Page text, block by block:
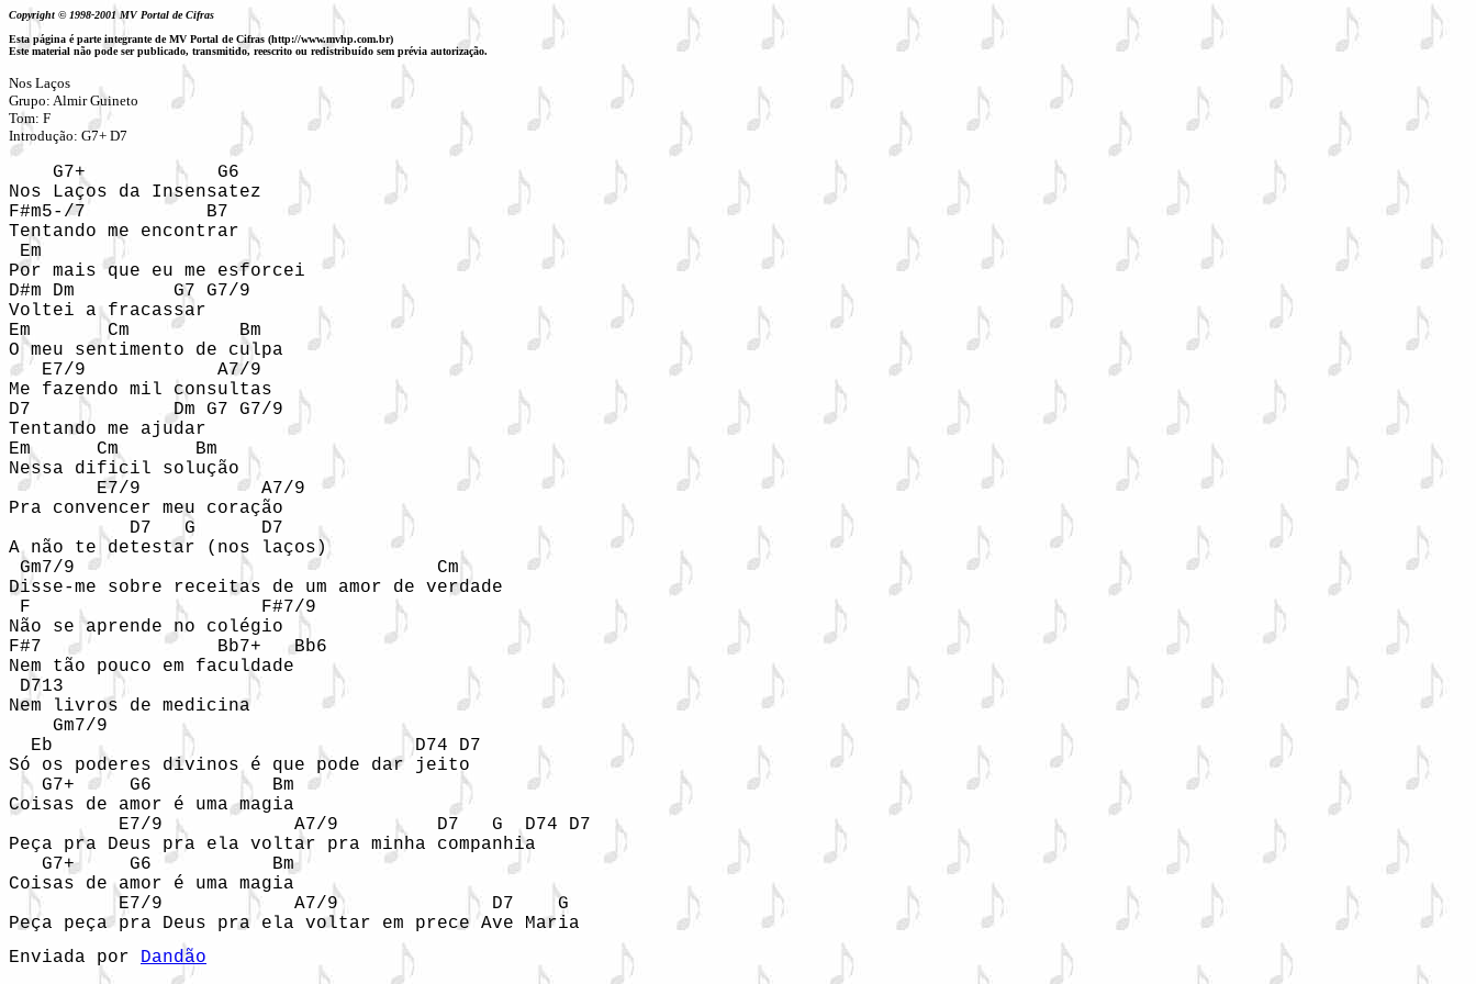
Copyright © 1998-2001 MV Portal de Cifras
Esta página é parte integrante de MV Portal de Cifras (http://www.mvhp.com.br)
Este material não pode ser publicado, transmitido, reescrito ou redistribuído sem prévia autorização.
Nos Laços
Grupo: Almir Guineto
Tom: F
Introdução: G7+ D7
    G7+            G6
Nos Laços da Insensatez
F#m5-/7           B7
Tentando me encontrar
Em
Por mais que eu me esforcei
D#m Dm         G7 G7/9
Voltei a fracassar
Em       Cm          Bm
O meu sentimento de culpa
   E7/9            A7/9
Me fazendo mil consultas
D7             Dm G7 G7/9
Tentando me ajudar
Em      Cm       Bm
Nessa dificil solução
        E7/9           A7/9
Pra convencer meu coração
           D7   G      D7
A não te detestar (nos laços)
Gm7/9                                 Cm
Disse-me sobre receitas de um amor de verdade
F                     F#7/9
Não se aprende no colégio
F#7                Bb7+   Bb6
Nem tão pouco em faculdade
D713
Nem livros de medicina
    Gm7/9
  Eb                                 D74 D7
Só os poderes divinos é que pode dar jeito
   G7+     G6           Bm
Coisas de amor é uma magia
          E7/9            A7/9         D7   G  D74 D7
Peça pra Deus pra ela voltar pra minha companhia
   G7+     G6           Bm
Coisas de amor é uma magia
          E7/9            A7/9              D7    G
Peça peça pra Deus pra ela voltar em prece Ave Maria
Enviada por Dandão